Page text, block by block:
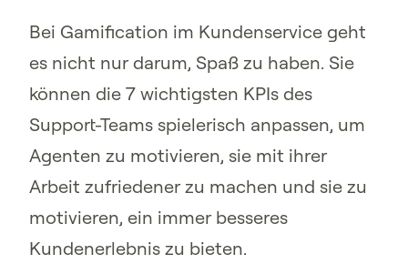
Bei Gamification im Kundenservice geht
es nicht nur darum, Spaß zu haben. Sie
können die 7 wichtigsten KPIs des
Support-Teams spielerisch anpassen, um
Agenten zu motivieren, sie mit ihrer
Arbeit zufriedener zu machen und sie zu
motivieren, ein immer besseres
Kundenerlebnis zu bieten.